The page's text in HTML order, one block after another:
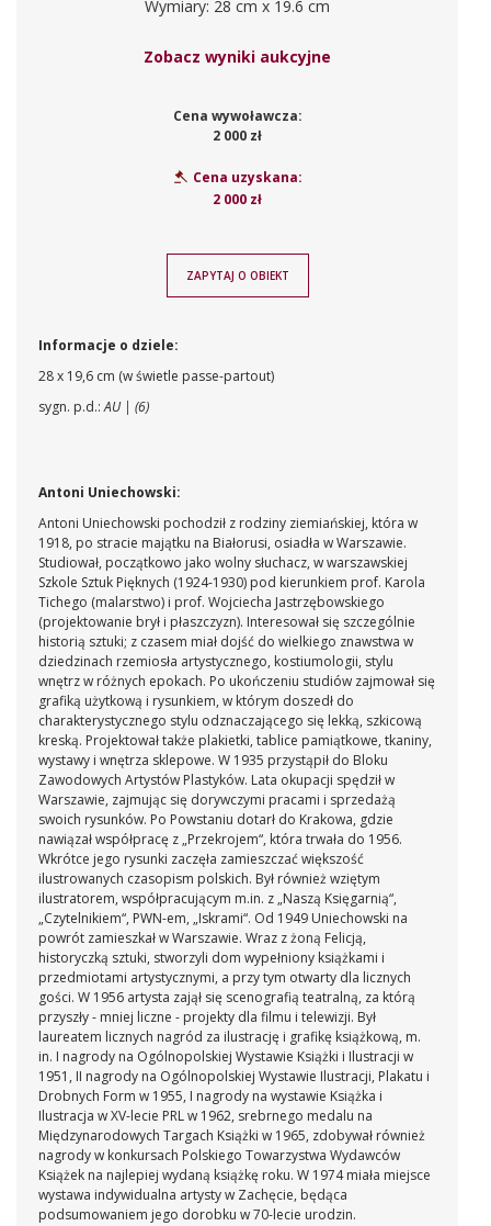
Wymiary: 28 cm x 19.6 cm
Zobacz wyniki aukcyjne
Cena wywoławcza:
2 000 zł
Cena uzyskana:
2 000 zł
ZAPYTAJ O OBIEKT
Informacje o dziele:
28 x 19,6 cm (w świetle passe-partout)
sygn. p.d.:AU | (6)
Antoni Uniechowski:
Antoni Uniechowski pochodził z rodziny ziemiańskiej, która w
1918, po stracie majątku na Białorusi, osiadła w Warszawie.
Studiował, początkowo jako wolny słuchacz, w warszawskiej
Szkole Sztuk Pięknych (1924-1930) pod kierunkiem prof. Karola
Tichego (malarstwo) i prof. Wojciecha Jastrzębowskiego
(projektowanie brył i płaszczyzn). Interesował się szczególnie
historią sztuki; z czasem miał dojść do wielkiego znawstwa w
dziedzinach rzemiosła artystycznego, kostiumologii, stylu
wnętrz w różnych epokach. Po ukończeniu studiów zajmował się
grafiką użytkową i rysunkiem, w którym doszedł do
charakterystycznego stylu odznaczającego się lekką, szkicową
kreską. Projektował także plakietki, tablice pamiątkowe, tkaniny,
wystawy i wnętrza sklepowe. W 1935 przystąpił do Bloku
Zawodowych Artystów Plastyków. Lata okupacji spędził w
Warszawie, zajmując się dorywczymi pracami i sprzedażą
swoich rysunków. Po Powstaniu dotarł do Krakowa, gdzie
nawiązał współpracę z „Przekrojem“, która trwała do 1956.
Wkrótce jego rysunki zaczęła zamieszczać większość
ilustrowanych czasopism polskich. Był również wziętym
ilustratorem, współpracującym m.in. z „Naszą Księgarnią“,
„Czytelnikiem“, PWN-em, „Iskrami“. Od 1949 Uniechowski na
powrót zamieszkał w Warszawie. Wraz z żoną Felicją,
historyczką sztuki, stworzyli dom wypełniony książkami i
przedmiotami artystycznymi, a przy tym otwarty dla licznych
gości. W 1956 artysta zajął się scenografią teatralną, za którą
przyszły - mniej liczne - projekty dla filmu i telewizji. Był
laureatem licznych nagród za ilustrację i grafikę książkową, m.
in. I nagrody na Ogólnopolskiej Wystawie Książki i Ilustracji w
1951, II nagrody na Ogólnopolskiej Wystawie Ilustracji, Plakatu i
Drobnych Form w 1955, I nagrody na wystawie Książka i
Ilustracja w XV-lecie PRL w 1962, srebrnego medalu na
Międzynarodowych Targach Książki w 1965, zdobywał również
nagrody w konkursach Polskiego Towarzystwa Wydawców
Książek na najlepiej wydaną książkę roku. W 1974 miała miejsce
wystawa indywidualna artysty w Zachęcie, będąca
podsumowaniem jego dorobku w 70-lecie urodzin.